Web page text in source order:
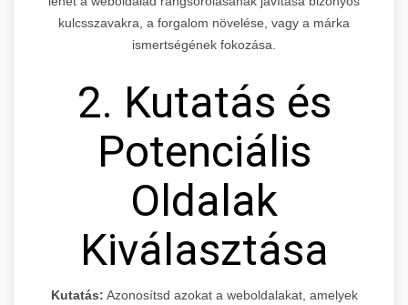
kulcsszavakra, a forgalom növelése, vagy a márka
ismertségének fokozása.
2. Kutatás és
Potenciális
Oldalak
Kiválasztása
Kutatás: Azonosítsd azokat a weboldalakat, amelyek